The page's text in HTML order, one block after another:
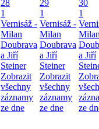
28
1
Vernisáž -
Milan
Doubrava
a Jiří
Steiner
Zobrazit
všechny
záznamy
ze dne
29
1
Vernisáž -
Milan
Doubrava
a Jiří
Steiner
Zobrazit
všechny
záznamy
ze dne
30
1
a Jiří
ze